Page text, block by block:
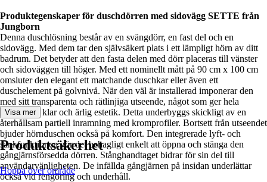
Produktegenskaper för duschdörren med sidovägg SETTE från
Jungborn
Denna duschlösning består av en svängdörr, en fast del och en
sidovägg. Med dem tar den självsäkert plats i ett lämpligt hörn av ditt
badrum. Det betyder att den fasta delen med dörr placeras till vänster
och sidoväggen till höger. Med ett nominellt mått på 90 cm x 100 cm
omsluter den elegant ett matchande duschkar eller även ett
duschelement på golvnivå. När den väl är installerad imponerar den
med sitt transparenta och rätlinjiga utseende, något som ger hela
rummet en klar och ärlig estetik. Detta underbyggs skickligt av en
återhållsam partiell inramning med kromprofiler. Bortsett från utseendet
bjuder hörnduschen också på komfort. Den integrerade lyft- och
sänkfunktionen gör det behagligt enkelt att öppna och stänga den
gångjärnsförsedda dörren. Stånghandtaget bidrar för sin del till
användarvänligheten. De infällda gångjärnen på insidan underlättar
också vid rengöring och underhåll.
Visa mer
Produktsäkerhet
Hoppa över område